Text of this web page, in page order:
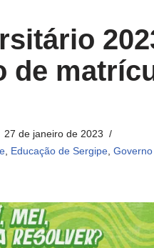
de
27 de janeiro de 2023
Educação de Sergipe